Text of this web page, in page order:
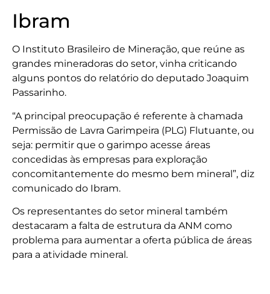
Ibram
O Instituto Brasileiro de Mineração, que reúne as
grandes mineradoras do setor, vinha criticando
alguns pontos do relatório do deputado Joaquim
Passarinho.
“A principal preocupação é referente à chamada
Permissão de Lavra Garimpeira (PLG) Flutuante, ou
seja: permitir que o garimpo acesse áreas
concedidas às empresas para exploração
concomitantemente do mesmo bem mineral”, diz
comunicado do Ibram.
Os representantes do setor mineral também
destacaram a falta de estrutura da ANM como
problema para aumentar a oferta pública de áreas
para a atividade mineral.